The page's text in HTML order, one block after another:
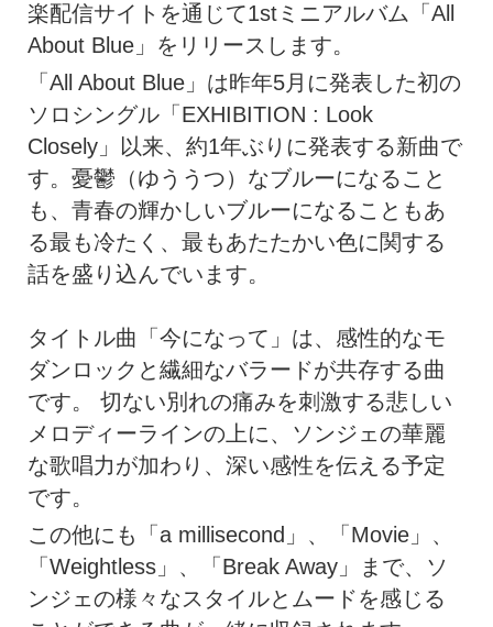
楽配信サイトを通じて1stミニアルバム「All
About Blue」をリリースします。
「All About Blue」は昨年5月に発表した初の
ソロシングル「EXHIBITION : Look
Closely」以来、約1年ぶりに発表する新曲で
す。憂鬱（ゆううつ）なブルーになること
も、青春の輝かしいブルーになることもあ
る最も冷たく、最もあたたかい色に関する
話を盛り込んでいます。
タイトル曲「今になって」は、感性的なモ
ダンロックと繊細なバラードが共存する曲
です。 切ない別れの痛みを刺激する悲しい
メロディーラインの上に、ソンジェの華麗
な歌唱力が加わり、深い感性を伝える予定
です。
この他にも「a millisecond」、「Movie」、
「Weightless」、「Break Away」まで、ソ
ンジェの様々なスタイルとムードを感じる